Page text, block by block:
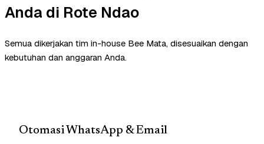
Anda di Rote Ndao
Semua dikerjakan tim in-house Bee Mata, disesuaikan dengan
kebutuhan dan anggaran Anda.
Otomasi WhatsApp & Email